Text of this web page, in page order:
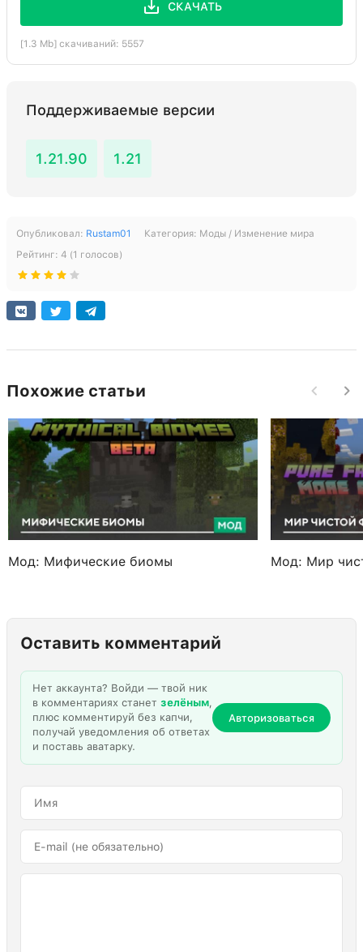
СКАЧАТЬ
[1.3 Mb] скачиваний: 5557
Поддерживаемые версии
1.21.90 1.21
Опубликовал: Rustam01 Категория: Моды / Изменение мира
Рейтинг: 4 (1 голосов)
Похожие статьи
Мод: Мифические биомы Мод: Мир
Оставить комментарий
Нет аккаунта? Войди — твой ник
в комментариях станет зелёным,
плюс комментируй без капчи,
получай уведомления об ответах
и поставь аватарку.
Авторизоваться